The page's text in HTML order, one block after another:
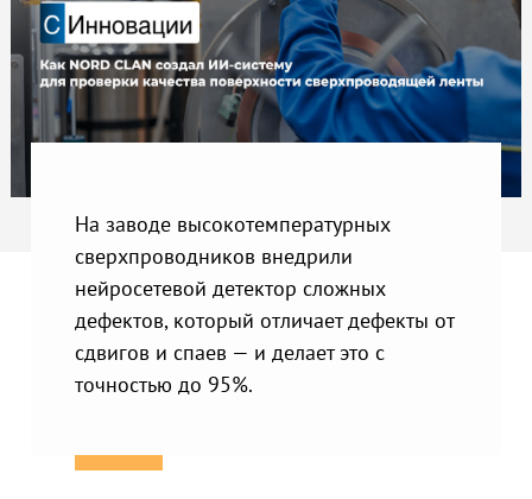
На заводе высокотемпературных
сверхпроводников внедрили
нейросетевой детектор сложных
дефектов, который отличает дефекты от
сдвигов и спаев — и делает это с
точностью до 95%.